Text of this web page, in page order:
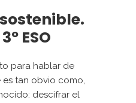
ESO
para hablar de
es tan obvio como,
descifrar el